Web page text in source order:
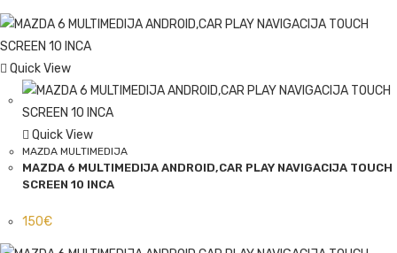
Quick View
Quick View
MAZDA MULTIMEDIJA
MAZDA 6 MULTIMEDIJA ANDROID,CAR PLAY NAVIGACIJA TOUCH
SCREEN 10 INCA
150€